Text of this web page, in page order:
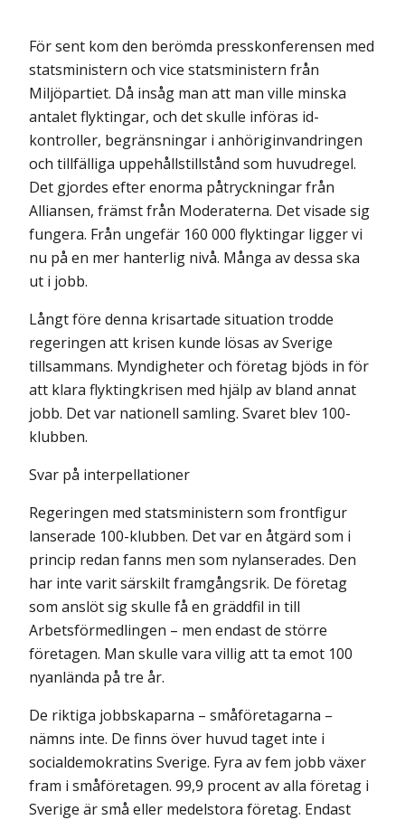
För sent kom den berömda presskonferensen med
statsministern och vice statsministern från
Miljöpartiet. Då insåg man att man ville minska
antalet flyktingar, och det skulle införas id-
kontroller, begränsningar i anhöriginvandringen
och tillfälliga uppehållstillstånd som huvudregel.
Det gjordes efter enorma påtryckningar från
Alliansen, främst från Moderaterna. Det visade sig
fungera. Från ungefär 160 000 flyktingar ligger vi
nu på en mer hanterlig nivå. Många av dessa ska
ut i jobb.
Långt före denna krisartade situation trodde
regeringen att krisen kunde lösas av Sverige
tillsammans. Myndigheter och företag bjöds in för
att klara flyktingkrisen med hjälp av bland annat
jobb. Det var nationell samling. Svaret blev 100-
klubben.
Svar på interpellationer
Regeringen med statsministern som frontfigur
lanserade 100-klubben. Det var en åtgärd som i
princip redan fanns men som nylanserades. Den
har inte varit särskilt framgångsrik. De företag
som anslöt sig skulle få en gräddfil in till
Arbetsförmedlingen – men endast de större
företagen. Man skulle vara villig att ta emot 100
nyanlända på tre år.
De riktiga jobbskaparna – småföretagarna –
nämns inte. De finns över huvud taget inte i
socialdemokratins Sverige. Fyra av fem jobb växer
fram i småföretagen. 99,9 procent av alla företag i
Sverige är små eller medelstora företag. Endast